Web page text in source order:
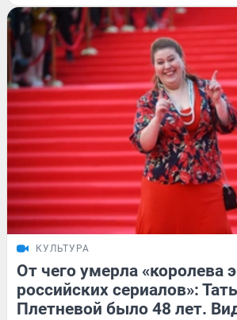
КУЛЬТУРА
От чего умерла «королева
российских сериалов»:
Плетневой было 48 лет.